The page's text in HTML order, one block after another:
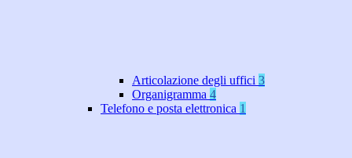
Articolazione degli uffici 3
Organigramma 4
Telefono e posta elettronica 1